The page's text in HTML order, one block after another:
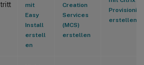
mit
Easy
Install
erstell
en
Creation
Services
(MCS)
erstellen
Provisioning
erstellen